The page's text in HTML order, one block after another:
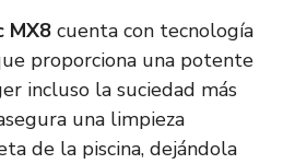
MX8 cuenta con tecnología
proporciona una potente
incluso la suciedad más
una limpieza
de la piscina, dejándola